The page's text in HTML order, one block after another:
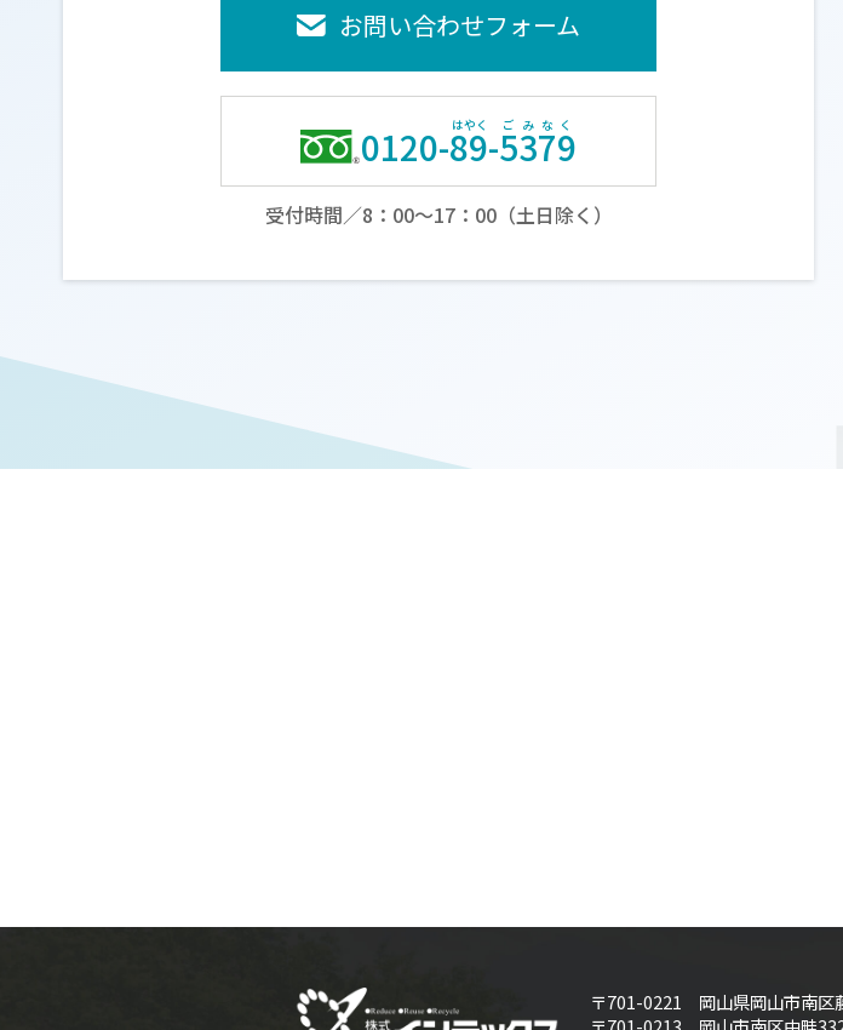
お問い合わせフォーム
0120-89-5379
受付時間／8：00～17：00（土日除く）
〒701-0221 岡山県岡山市南区